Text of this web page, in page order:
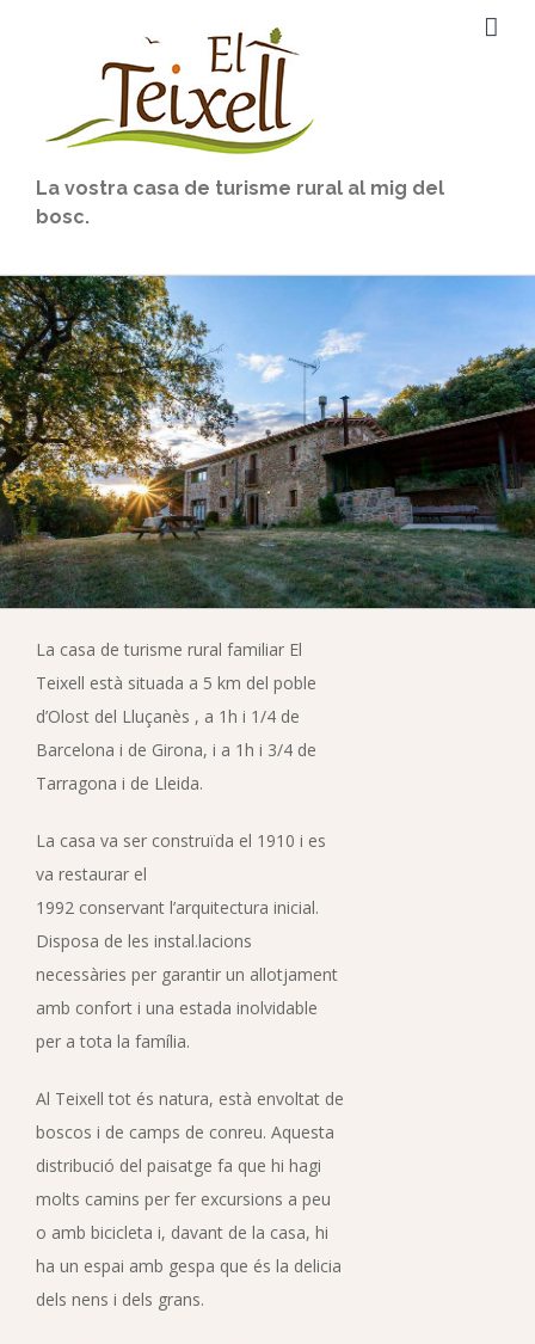
La vostra casa de turisme rural al mig del
bosc.
La casa de turisme rural familiar El
Teixell està situada a 5 km del poble
d’Olost del Lluçanès , a 1h i 1/4 de
Barcelona i de Girona, i a 1h i 3/4 de
Tarragona i de Lleida.
La casa va ser construïda el 1910 i es
va restaurar el
1992 conservant l’arquitectura inicial.
Disposa de les instal.lacions
necessàries per garantir un allotjament
amb confort i una estada inolvidable
per a tota la família.
Al Teixell tot és natura, està envoltat de
boscos i de camps de conreu. Aquesta
distribució del paisatge fa que hi hagi
molts camins per fer excursions a peu
o amb bicicleta i, davant de la casa, hi
ha un espai amb gespa que és la delicia
dels nens i dels grans.